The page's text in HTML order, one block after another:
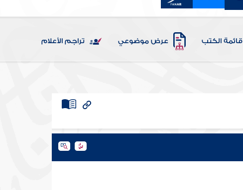
قائمة الكتب عرض موضوعي تراجم الأعلام